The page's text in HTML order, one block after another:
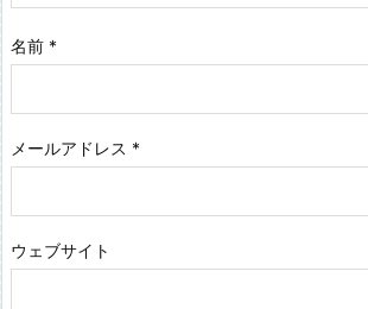
名前 *
メールアドレス *
ウェブサイト